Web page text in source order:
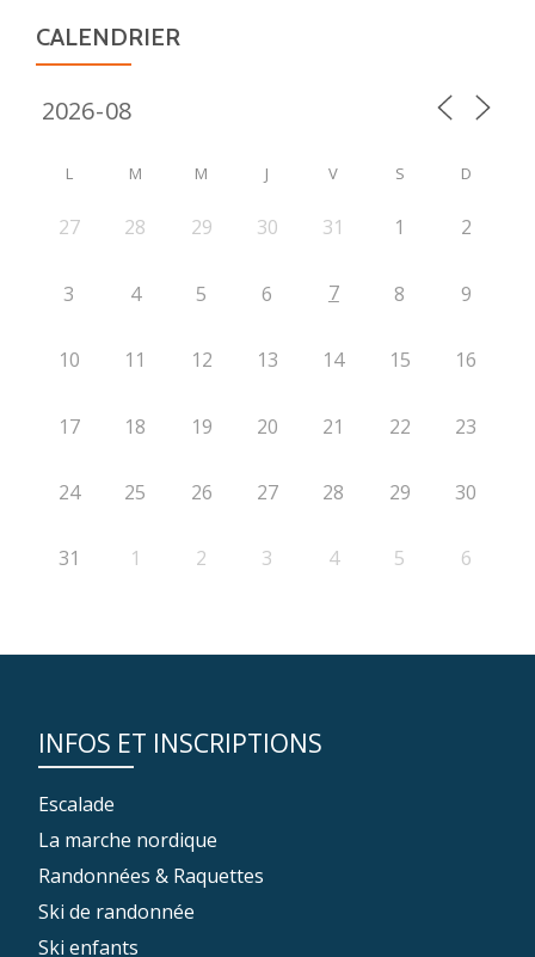
CALENDRIER
L M M J V S D
27 28 29 30 31 1 2
3 4 5 6 7 8 9
10 11 12 13 14 15 16
17 18 19 20 21 22 23
24 25 26 27 28 29 30
31 1 2 3 4 5 6
INFOS ET INSCRIPTIONS
Escalade
La marche nordique
Randonnées & Raquettes
Ski de randonnée
Ski enfants